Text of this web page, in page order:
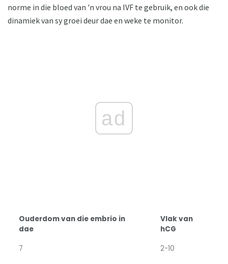
norme in die bloed van 'n vrou na IVF te gebruik, en ook die
dinamiek van sy groei deur dae en weke te monitor.
ad
Ouderdom van die embrio in
dae
Vlak van
hCG
7
2-10